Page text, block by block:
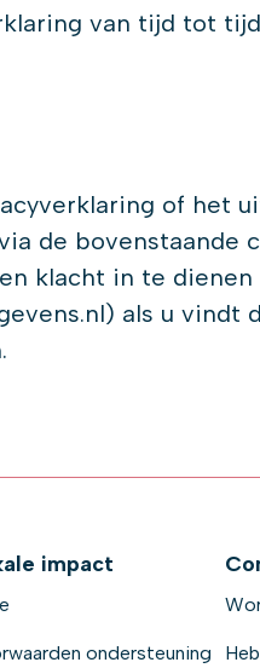
van tijd tot
of het
de bovenstaande
klacht in te
als u vindt
impact
ondersteuning